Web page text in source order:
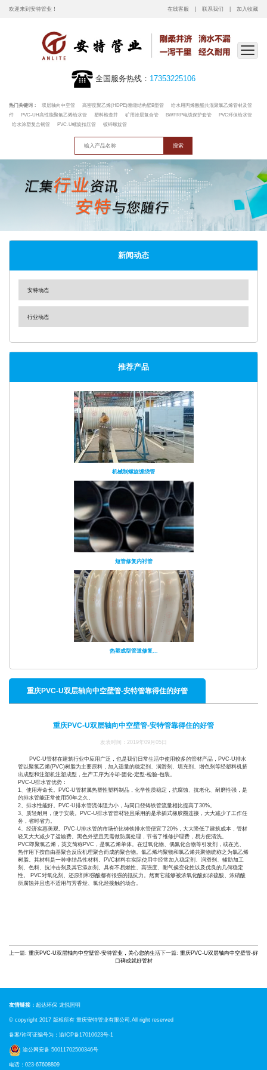
欢迎来到安特管业！ 在线客服 联系我们 加入收藏
全国服务热线： 17353225106
热门关键词： 双层轴向中空管 高密度聚乙烯(HDPE)缠绕结构壁B型管
给水用丙烯酸酯共混聚氯乙烯管材及管
件
PVC-UH高性能聚氯乙烯给水管 塑料检查井 矿用涂层复合管 BWFRP电缆保护套管
PVC环保给水管
给水涂塑复合钢管
PVC-U螺旋扣压管 镀锌螺旋管
新闻动态
安特动态
行业动态
推荐产品
机械制螺旋缠绕管
短管修复内衬管
热塑成型管道修复...
重庆PVC-U双层轴向中空壁管-安特管靠得住的好管
重庆PVC-U双层轴向中空壁管-安特管靠得住的好管
发表时间：2019年09月05日
PVC-U管材在建筑行业中应用广泛，也是我们日常生活中使用较多的管材产品，PVC-U排水
管以聚氯乙烯(PVC)树脂为主要原料，加入适量的稳定剂、润滑剂、填充剂、增色剂等经塑料机挤
出成型和注塑机注塑成型，生产工序为冷却-固化-定型-检验-包装。
PVC-U排水管优势：
1、使用寿命长。PVC-U管材属热塑性塑料制品，化学性质稳定，抗腐蚀、抗老化、耐磨性强，是
的排水管能正常使用50年之久。
2、排水性能好。PVC-U排水管流体阻力小，与同口径铸铁管流量相比提高了30%。
3、质轻耐用，便于安装。PVC-U排水管管材轻且采用的是承插式橡胶圈连接，大大减少了工作任
务，省时省力。
4、经济实惠美观。PVC-U排水管的市场价比铸铁排水管便宜了20%，大大降低了建筑成本，管材
轻又大大减少了运输费。黑色外壁且无需做防腐处理，节省了维修护理费，易方便清洗。
PVC即聚氯乙烯，英文简称PVC，是氯乙烯单体。在过氧化物、偶氮化合物等引发剂，或在光、
热作用下按自由基聚合反应机理聚合而成的聚合物。氯乙烯均聚物和氯乙烯共聚物统称之为氯乙烯
树脂。其材料是一种非结晶性材料。PVC材料在实际使用中经常加入稳定剂、润滑剂、辅助加工
剂、色料、抗冲击剂及其它添加剂。具有不易燃性、高强度、耐气侯变化性以及优良的几何稳定
性。 PVC对氧化剂、还原剂和强酸都有很强的抵抗力。然而它能够被浓氧化酸如浓硫酸、浓硝酸
所腐蚀并且也不适用与芳香烃、氯化烃接触的场合。
上一篇: 重庆PVC-U双层轴向中空壁管-安特管业，关心您的生活下一篇: 重庆PVC-U双层轴向中空壁管-好
口碑成就好管材
友情链接： 超达环保 龙悦照明
© copyright 2017 版权所有 重庆安特管业有限公司.All right reserved
备案/许可证编号为： 渝ICP备17010623号-1
渝公网安备 50011702500346号
电话：023-67608809